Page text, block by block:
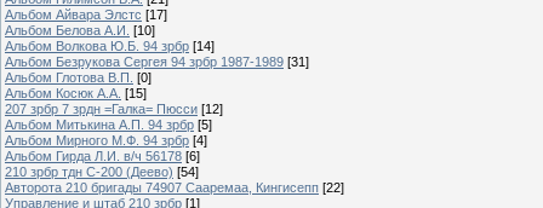
Альбом Айвара Элстс [17]
Альбом Белова А.И. [10]
Альбом Волкова Ю.Б. 94 зрбр [14]
Альбом Безрукова Сергея 94 зрбр 1987-1989 [31]
Альбом Глотова В.П. [0]
Альбом Косюк А.А. [15]
207 зрбр 7 зрдн =Галка= Пюсси [12]
Альбом Митькина А.П. 94 зрбр [5]
Альбом Мирного М.Ф. 94 зрбр [4]
Альбом Гирда Л.И. в/ч 56178 [6]
210 зрбр тдн С-200 (Деево) [54]
Авторота 210 бригады 74907 Сааремаа, Кингисепп [22]
Управление и штаб 210 зрбр [1]